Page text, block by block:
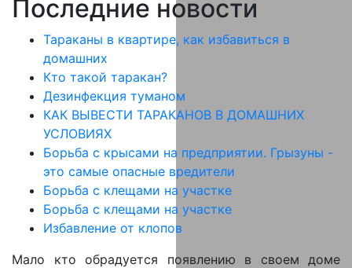
Последние новости
Тараканы в квартире, как избавиться в
домашних
Кто такой таракан?
Дезинфекция туманом
КАК ВЫВЕСТИ ТАРАКАНОВ В ДОМАШНИХ
УСЛОВИЯХ
Борьба с крысами на предприятии. Грызуны -
это самые опасные вредители
Борьба с клещами на участке
Борьба с клещами на участке
Избавление от клопов
Мало кто обрадуется появлению в своем доме